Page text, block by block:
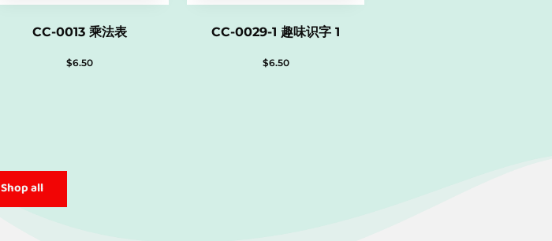
CC-0013 乘法表
$6.50
CC-0029-1 趣味识字 1
$6.50
Shop all